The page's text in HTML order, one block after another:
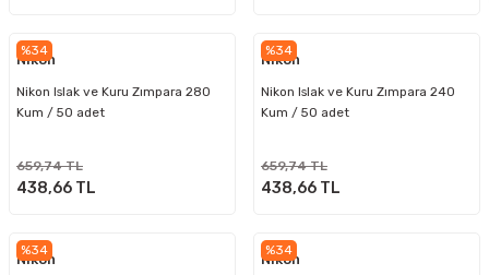
%34
Nikon
Nikon Islak ve Kuru Zımpara 280
Kum / 50 adet
659,74 TL
438,66 TL
%34
Nikon
Nikon Islak ve Kuru Zımpara 240
Kum / 50 adet
659,74 TL
438,66 TL
%34
Nikon
%34
Nikon